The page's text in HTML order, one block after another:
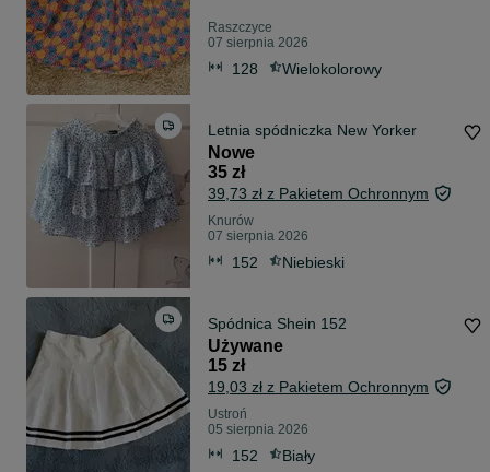
Raszczyce
07 sierpnia 2026
128 Wielokolorowy
Letnia spódniczka New Yorker
Nowe
35 zł
39,73 zł z Pakietem Ochronnym
Knurów
07 sierpnia 2026
152 Niebieski
Spódnica Shein 152
Używane
15 zł
19,03 zł z Pakietem Ochronnym
Ustroń
05 sierpnia 2026
152 Biały